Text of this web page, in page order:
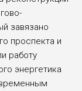
завязано
проспекта и
работу
энергетика